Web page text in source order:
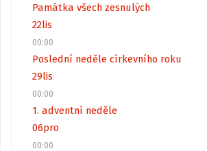
Památka všech zesnulých
22lis
00:00
Poslední neděle církevního roku
29lis
00:00
1. adventní neděle
06pro
00:00